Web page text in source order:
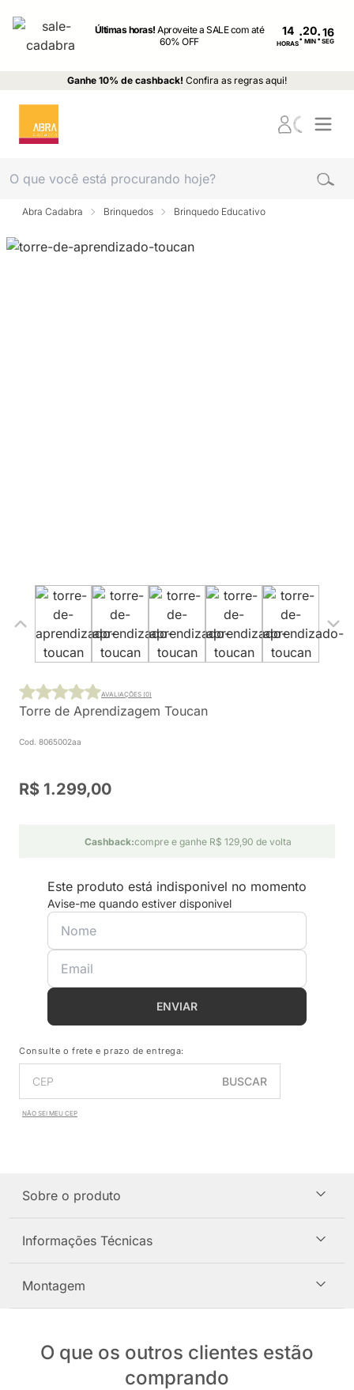
Últimas horas!Aproveite a SALE com até
60% OFF
14
HORAS: MIN : SEG
Ganhe 10% de cashback! Confira as regras aqui!
Abra Cadabra Brinquedos Brinquedo Educativo
Torre de Aprendizagem Toucan
Cod. 8065002aa
AVALIAÇÕES (0)
R$ 1.299,00
Cashback:compre e ganhe R$ 129,90 de volta
Este produto está indisponivel no momento
Avise-me quando estiver disponivel
ENVIAR
Consulte o frete e prazo de entrega:
BUSCAR
NÃO SEI MEU CEP
Sobre o produto
Informações Técnicas
Montagem
O que os outros clientes estão
comprando